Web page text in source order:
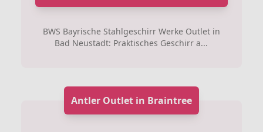
BWS Bayrische Stahlgeschirr Werke Outlet in
Bad Neustadt: Praktisches Geschirr a...
Antler Outlet in Braintree